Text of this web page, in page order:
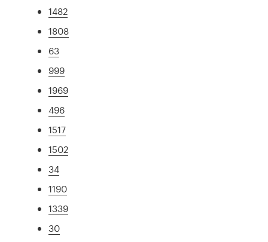
1482
1808
63
999
1969
496
1517
1502
34
1190
1339
30